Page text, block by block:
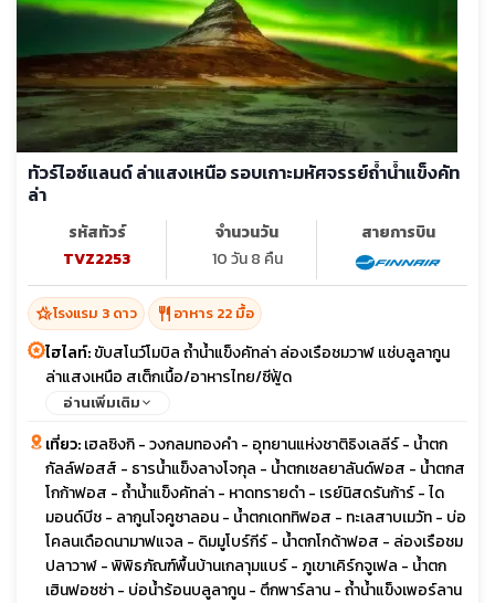
ทัวร์ไอซ์แลนด์ ล่าแสงเหนือ รอบเกาะมหัศจรรย์ถ้ำน้ำแข็งคัท
ล่า
รหัสทัวร์
TVZ2253
จำนวนวัน
10 วัน 8 คืน
สายการบิน
hotel_classโรงแรม 3 ดาว restaurant อาหาร 22 มื้อ
ไฮไลท์:ขับสโนว์โมบิล ถ้ำน้ำแข็งคัทล่า ล่องเรือชมวาฬ แช่บลูลากูน
ล่าแสงเหนือ สเต็กเนื้อ/อาหารไทย/ซีฟู้ด
อ่านเพิ่มเติม
เที่ยว:เฮลซิงกิ - วงกลมทองคำ - อุทยานแห่งชาติธิงเลลีร์ - น้ำตก
กัลล์ฟอสส์ - ธารน้ำแข็งลางโจกุล - น้ำตกเซลยาลันด์ฟอส - น้ำตกส
โกก้าฟอส - ถ้ำน้ำแข็งคัทล่า - หาดทรายดำ - เรย์นิสดรันก้าร์ - ได
มอนด์บีช - ลากูนโจคูซาลอน - น้ำตกเดททิฟอส - ทะเลสาบเมวัท - บ่อ
โคลนเดือดนามาฟแจล - ดิมมูโบร์กีร์ - น้ำตกโกด้าฟอส - ล่องเรือชม
ปลาวาฬ - พิพิธภัณฑ์พื้นบ้านเกลาุมแบร์ - ภูเขาเคิร์กจูเฟล - น้ำตก
เฮินฟอซซ่า - บ่อน้ำร้อนบลูลากูน - ตึกพาร์ลาน - ถ้ำน้ำแข็งเพอร์ลาน